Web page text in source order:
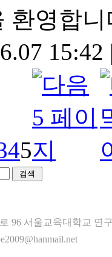
환영합니
15:42
45
96 서울교육대학교 연